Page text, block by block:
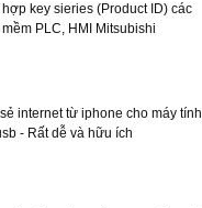
key sieries (Product ID) các
PLC, HMI Mitsubishi
internet từ iphone cho máy tính
- Rất dễ và hữu ích